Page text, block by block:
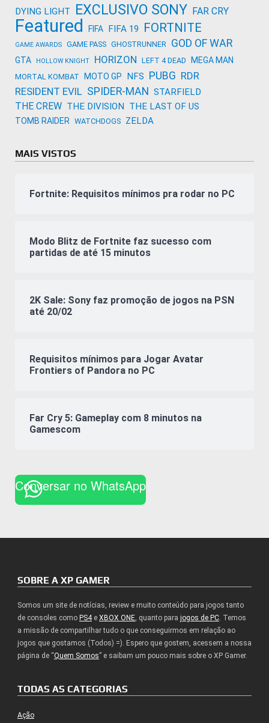
DYING LIGHT EXCLUSIVO SONY FAR CRY
Featured FIFA FIFA 19 FORTNITE
GAME AWARDS GAME PASS GHOSTRUNNER GOD OF WAR
GTA HOLLOW KNIGHT HORIZON LEFT 4 DEAD MEGA MAN
MORTAL KOMBAT MOTO GP NFS PUBG RDR
RESIDENT EVIL SPIDER-MAN STARFIELD
THE CREW THE DIVISION THE LAST OF US
TOMB RAIDER WATCHDOGS ZELDA
MAIS VISTOS
Fortnite: Requisitos mínimos pra rodar no PC
Modo Blitz de Fortnite faz sucesso com
partidas de até 15 minutos
2K Sale: Sony faz promoção de jogos na PSN
até 20/02
Requisitos mínimos para Jogar Avatar
Frontiers of Pandora no PC
Far Cry 5: Gameplay com 8 minutos na
Gamescom
Conversar no WhatsApp
SOBRE A XP GAMER
Somos um site de notícias, review e muito conteúdo para jogos tanto
de consoles como PS4e XBOX ONE, quanto para jogos de PC. Temos
a missão de compartilhar tudo o que conseguirmos em relação ao
jogos que gostamos (Todos) =). Espero que gostem, acessem a nossa
página de “Quem Somos” e saibam um pouco mais sobre o XP Gamer.
TODAS AS CATEGORIAS
Ação